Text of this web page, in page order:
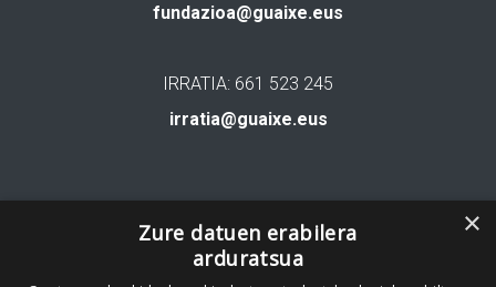
fundazioa@guaixe.eus
IRRATIA: 661 523 245
irratia@guaixe.eus
Gure lizentzia: Creative Commons Aitortu Partekatu
Codesyntaxek garatua
×
Zure datuen erabilera
arduratsua